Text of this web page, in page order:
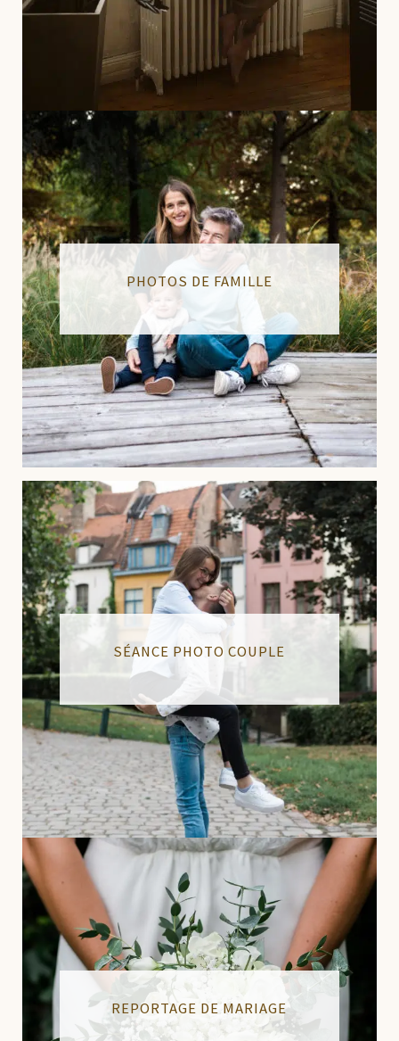
PHOTOS DE FAMILLE
SÉANCE PHOTO COUPLE
REPORTAGE DE MARIAGE